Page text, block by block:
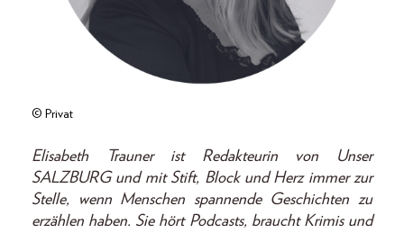
© Privat
Elisabeth Trauner ist Redakteurin von Unser
SALZBURG und mit Stift, Block und Herz immer zur
Stelle, wenn Menschen spannende Geschichten zu
erzählen haben. Sie hört Podcasts, braucht Krimis und